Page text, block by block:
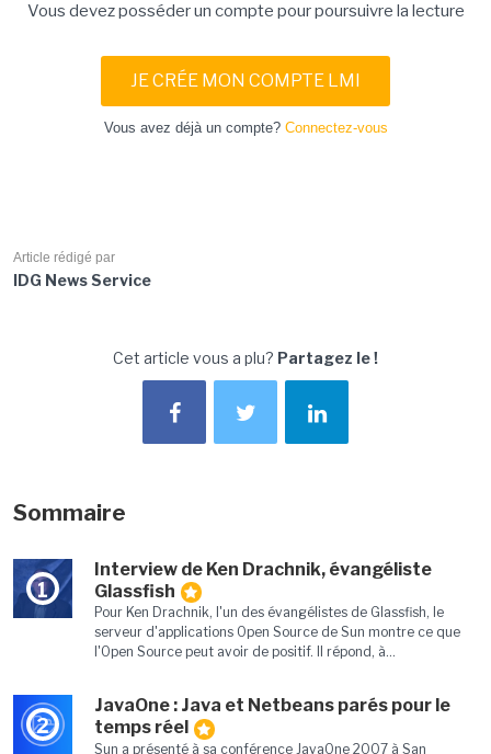
Vous devez posséder un compte pour poursuivre la lecture
JE CRÉE MON COMPTE LMI
Vous avez déjà un compte? Connectez-vous
Article rédigé par
IDG News Service
Cet article vous a plu? Partagez le !
Sommaire
1
Interview de Ken Drachnik, évangéliste
Glassfish
Pour Ken Drachnik, l'un des évangélistes de Glassfish, le
serveur d'applications Open Source de Sun montre ce que
l'Open Source peut avoir de positif. Il répond, à...
2
JavaOne : Java et Netbeans parés pour le
temps réel
Sun a présenté à sa conférence JavaOne 2007 à San